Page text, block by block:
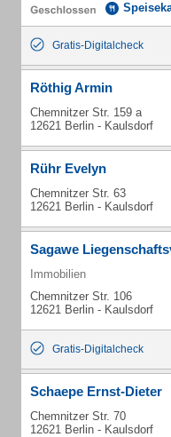
Gratis-Digitalcheck
Röthig Armin
Chemnitzer Str. 159 a
12621 Berlin - Kaulsdorf
Rühr Evelyn
Chemnitzer Str. 63
12621 Berlin - Kaulsdorf
Sagawe
Immobilien
Chemnitzer Str. 106
12621 Berlin - Kaulsdorf
Gratis-Digitalcheck
Schaepe Ernst-Dieter
Chemnitzer Str. 70
12621 Berlin - Kaulsdorf